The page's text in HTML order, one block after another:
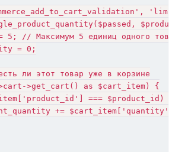
5; // Максимум 5 единиц одного
= 0;
ли этот товар уже в корзине
>get_cart() as $cart_item) {
=== $product_id)
+=